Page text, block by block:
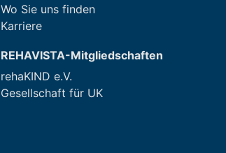
Wo Sie uns finden
Karriere
REHAVISTA-Mitgliedschaften
rehaKIND e.V.
Gesellschaft für UK